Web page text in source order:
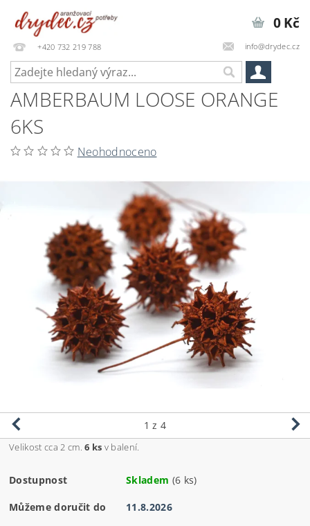
+420 732 219 788 info@drydec.cz
0 Kč
AMBERBAUM LOOSE ORANGE
6KS
Neohodnoceno
1 z 4
Velikost cca 2 cm.6 ks v balení.
Dostupnost Skladem (6 ks)
Můžeme doručit do 11.8.2026